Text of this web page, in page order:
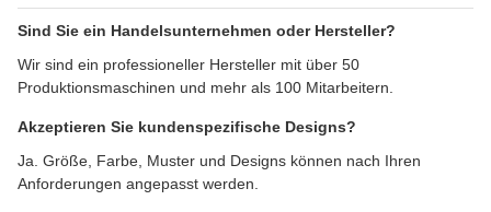
Sind Sie ein Handelsunternehmen oder Hersteller?
Wir sind ein professioneller Hersteller mit über 50
Produktionsmaschinen und mehr als 100 Mitarbeitern.
Akzeptieren Sie kundenspezifische Designs?
Ja. Größe, Farbe, Muster und Designs können nach Ihren
Anforderungen angepasst werden.